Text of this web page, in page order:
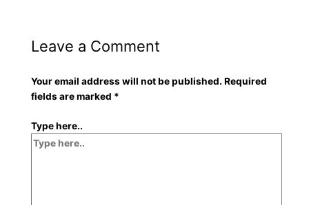
Leave a Comment
Your email address will not be published. Required
fields are marked *
Type here..